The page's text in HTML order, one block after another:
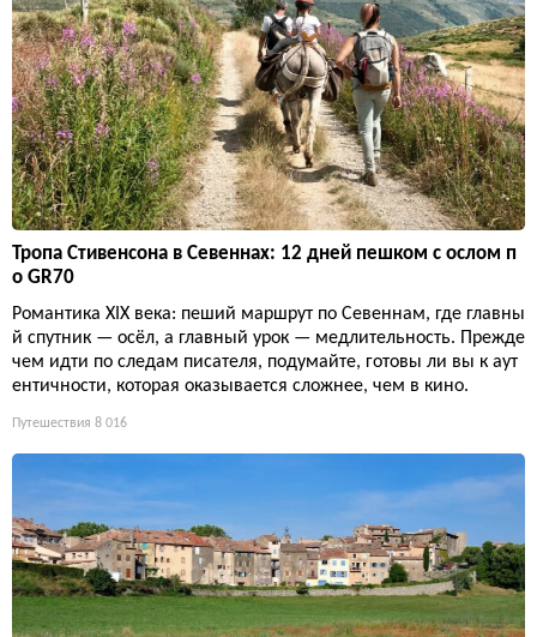
Тропа Стивенсона в Севеннах: 12 дней пешком с ослом п
о GR70
Романтика XIX века: пеший маршрут по Севеннам, где главны
й спутник — осёл, а главный урок — медлительность. Прежде
чем идти по следам писателя, подумайте, готовы ли вы к аут
ентичности, которая оказывается сложнее, чем в кино.
Путешествия 8 016